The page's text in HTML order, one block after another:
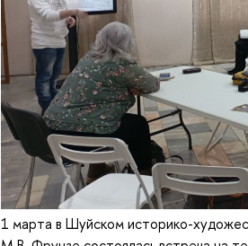
1 марта в Шуйском историко-